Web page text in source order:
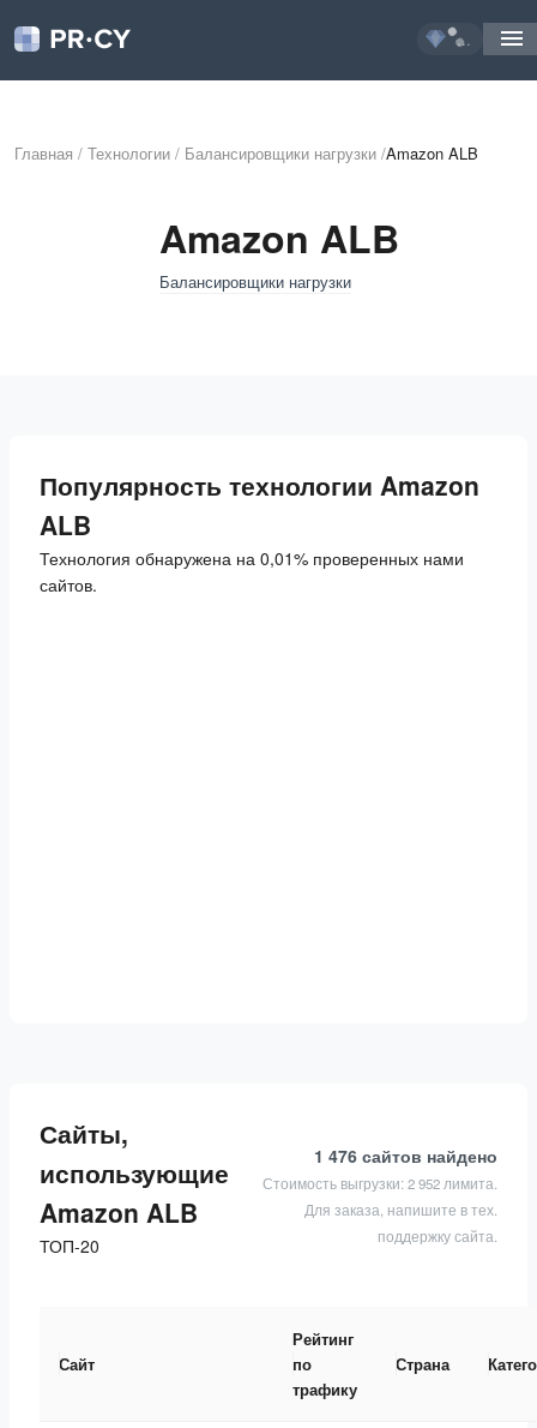
...
Главная / Технологии / Балансировщики нагрузки /Amazon ALB
Amazon ALB
Балансировщики нагрузки
Популярность технологии Amazon
ALB
Технология обнаружена на 0,01% проверенных нами
сайтов.
Сайты,
использующие
Amazon ALB
ТОП-20
1 476 сайтов найдено
Стоимость выгрузки: 2 952 лимита.
Для заказа, напишите в тех.
поддержку сайта.
Сайт
Рейтинг
по
трафику
Страна